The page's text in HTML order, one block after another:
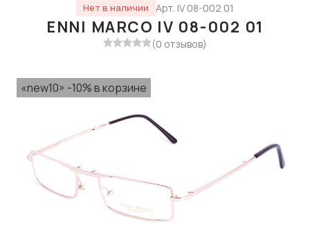
Нет в наличии Арт. IV 08-002 01
ENNI MARCO IV 08-002 01
(0 отзывов)
«new10» -10% в корзине